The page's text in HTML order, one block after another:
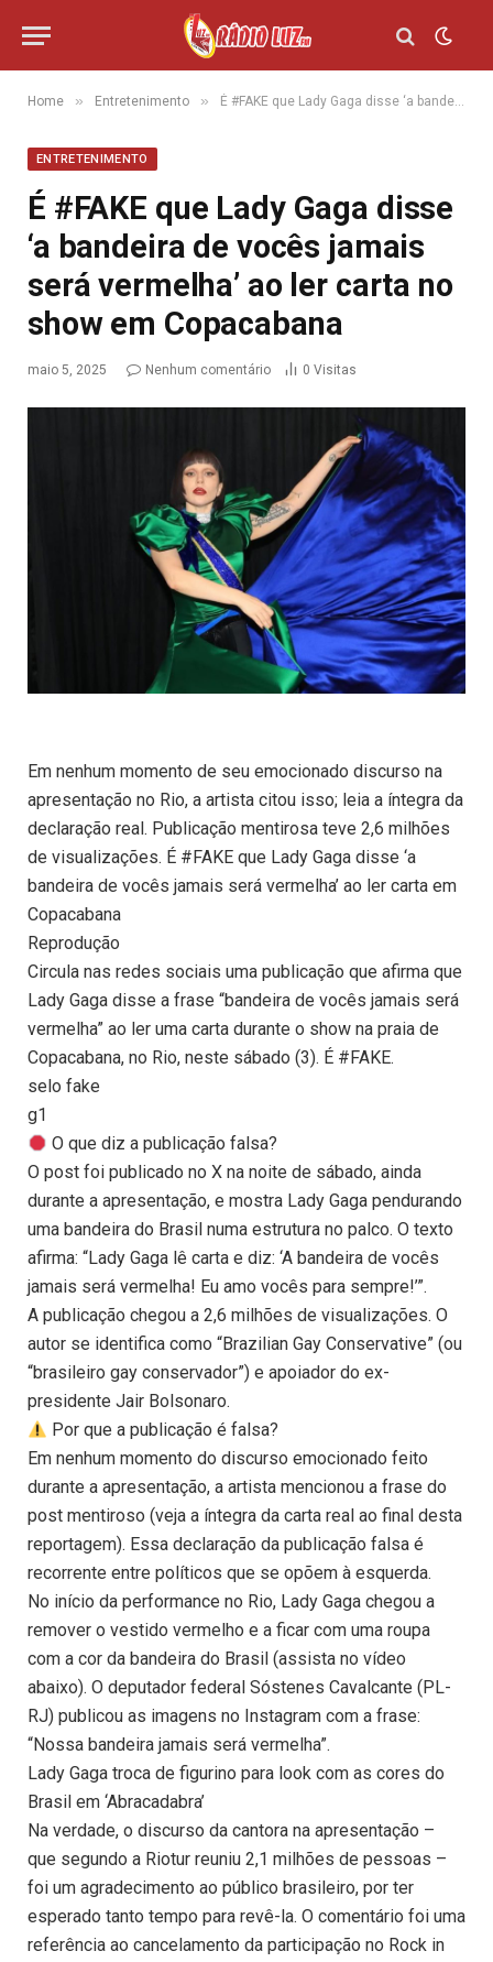
Home » Entretenimento » É #FAKE que Lady Gaga disse ‘a bandeira de vocês jamais será vermelha’ ao ler carta no show em Copacabana
ENTRETENIMENTO
É #FAKE que Lady Gaga disse
‘a bandeira de vocês jamais
será vermelha’ ao ler carta no
show em Copacabana
maio 5, 2025 Nenhum comentário 0 Visitas
Em nenhum momento de seu emocionado discurso na
apresentação no Rio, a artista citou isso; leia a íntegra da
declaração real. Publicação mentirosa teve 2,6 milhões
de visualizações. É #FAKE que Lady Gaga disse ‘a
bandeira de vocês jamais será vermelha’ ao ler carta em
Copacabana
Reprodução
Circula nas redes sociais uma publicação que afirma que
Lady Gaga disse a frase “bandeira de vocês jamais será
vermelha” ao ler uma carta durante o show na praia de
Copacabana, no Rio, neste sábado (3). É #FAKE.
selo fake
g1
O que diz a publicação falsa?
O post foi publicado no X na noite de sábado, ainda
durante a apresentação, e mostra Lady Gaga pendurando
uma bandeira do Brasil numa estrutura no palco. O texto
afirma: “Lady Gaga lê carta e diz: ‘A bandeira de vocês
jamais será vermelha! Eu amo vocês para sempre!’”.
A publicação chegou a 2,6 milhões de visualizações. O
autor se identifica como “Brazilian Gay Conservative” (ou
“brasileiro gay conservador”) e apoiador do ex-
presidente Jair Bolsonaro.
Por que a publicação é falsa?
Em nenhum momento do discurso emocionado feito
durante a apresentação, a artista mencionou a frase do
post mentiroso (veja a íntegra da carta real ao final desta
reportagem). Essa declaração da publicação falsa é
recorrente entre políticos que se opõem à esquerda.
No início da performance no Rio, Lady Gaga chegou a
remover o vestido vermelho e a ficar com uma roupa
com a cor da bandeira do Brasil (assista no vídeo
abaixo). O deputador federal Sóstenes Cavalcante (PL-
RJ) publicou as imagens no Instagram com a frase:
“Nossa bandeira jamais será vermelha”.
Lady Gaga troca de figurino para look com as cores do
Brasil em ‘Abracadabra’
Na verdade, o discurso da cantora na apresentação –
que segundo a Riotur reuniu 2,1 milhões de pessoas –
foi um agradecimento ao público brasileiro, por ter
esperado tanto tempo para revê-la. O comentário foi uma
referência ao cancelamento da participação no Rock in